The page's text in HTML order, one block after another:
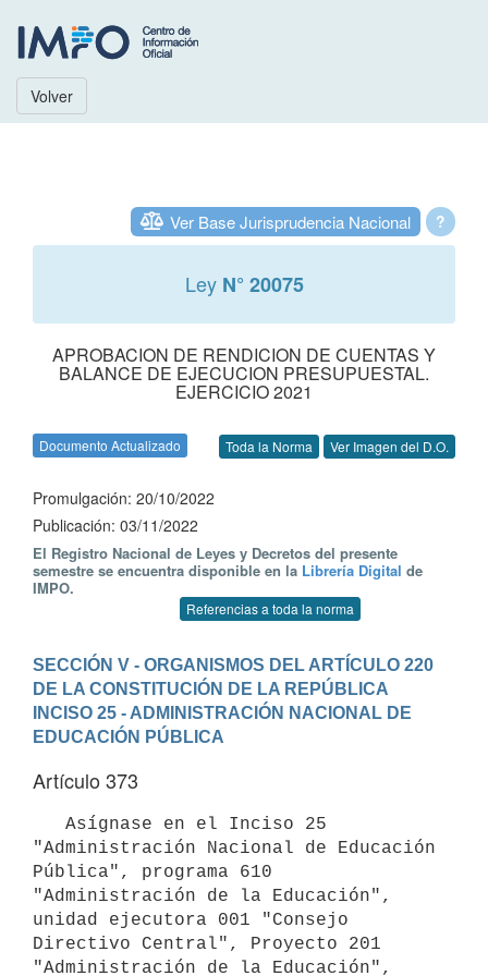
Volver
?
Ver Base Jurisprudencia Nacional
Ley N° 20075
APROBACION DE RENDICION DE CUENTAS Y
BALANCE DE EJECUCION PRESUPUESTAL.
EJERCICIO 2021
Documento Actualizado Toda la Norma Ver Imagen del D.O.
Promulgación: 20/10/2022
Publicación: 03/11/2022
El Registro Nacional de Leyes y Decretos del presente
semestre se encuentra disponible en la Librería Digital de
IMPO.
Referencias a toda la norma
SECCIÓN V - ORGANISMOS DEL ARTÍCULO 220
DE LA CONSTITUCIÓN DE LA REPÚBLICA
INCISO 25 - ADMINISTRACIÓN NACIONAL DE
EDUCACIÓN PÚBLICA
Artículo 373
"Administración Nacional de Educación
Pública", programa 610
"Administración de la Educación",
unidad ejecutora 001 "Consejo
Directivo Central", Proyecto 201
"Administración de la Educación",